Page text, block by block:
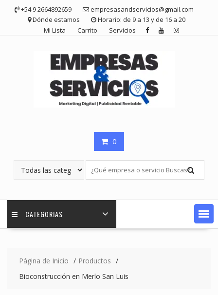
contenido
+54 9 2664892659
empresasandservicios@gmail.com
Dónde estamos
Horario: de 9 a 13 y de 16 a 20
Mi Lista
Carrito Servicios
0
CATEGORIAS
Página de Inicio
Productos
Bioconstrucción en Merlo San Luis